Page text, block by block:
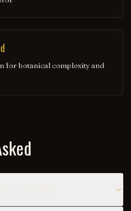
for botanical complexity and